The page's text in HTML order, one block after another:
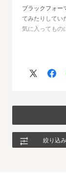
ブラックフォー
てみたりしてい
気に入ってもの
することが出
は、生地もデ
絞り込み